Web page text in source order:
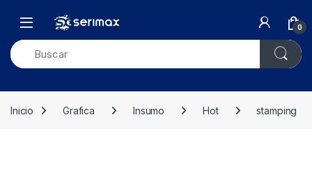
Open 0
Inicio Grafica Insumo Hot stamping